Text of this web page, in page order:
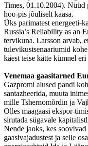
Times, 01.10.2004). Nüüd
hoo-pis jõuliselt kaasa.
Üks parimatest energeeti-
Russia’s Reliability as an
tervikuna. Larsson arvab,
tulevikustsenaariumid
käest teise kätte kümnel
Venemaa gaasitarned
Gazpromi alused pandi
santazheerida, muuta
mille Tshernomõrdin ja
Olles maagaasi ekspor-
sirutada sügavale
Nende jaoks, kes
gaasivajadustest ja selle